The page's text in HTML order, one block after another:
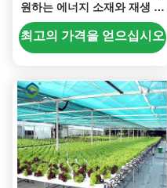
원하는 에너지 소재와 재생 에
너지 시스템을 활용하는 지속
가능한 베놀로 스타일 온실
최고의 가격을 얻으십시오